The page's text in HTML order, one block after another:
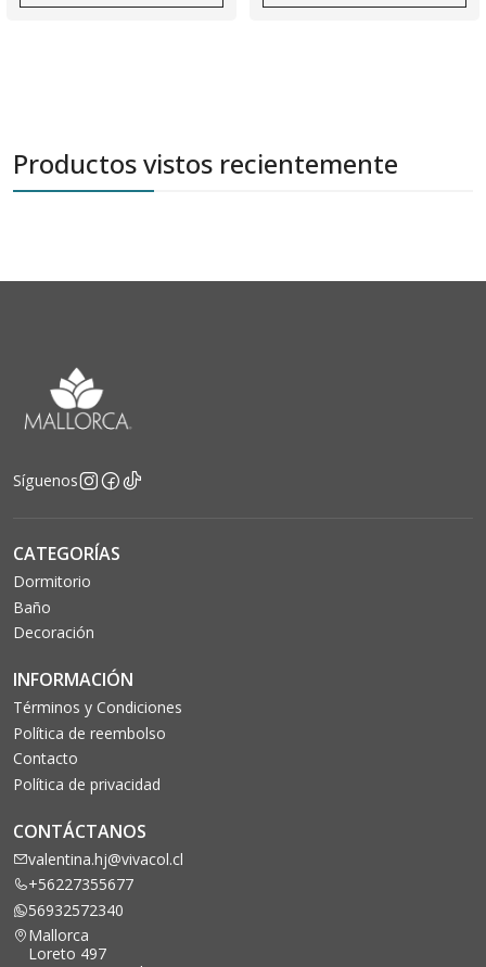
Productos vistos recientemente
Síguenos
CATEGORÍAS
Dormitorio
Baño
Decoración
INFORMACIÓN
Términos y Condiciones
Política de reembolso
Contacto
Política de privacidad
CONTÁCTANOS
valentina.hj@vivacol.cl
+56227355677
56932572340
Mallorca
Loreto 497